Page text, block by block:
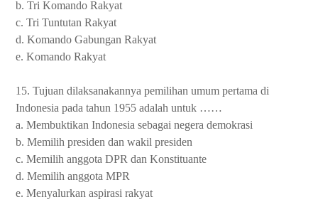
b. Tri Komando Rakyat
c. Tri Tuntutan Rakyat
d. Komando Gabungan Rakyat
e. Komando Rakyat
15. Tujuan dilaksanakannya pemilihan umum pertama di
Indonesia pada tahun 1955 adalah untuk ……
a. Membuktikan Indonesia sebagai negera demokrasi
b. Memilih presiden dan wakil presiden
c. Memilih anggota DPR dan Konstituante
d. Memilih anggota MPR
e. Menyalurkan aspirasi rakyat